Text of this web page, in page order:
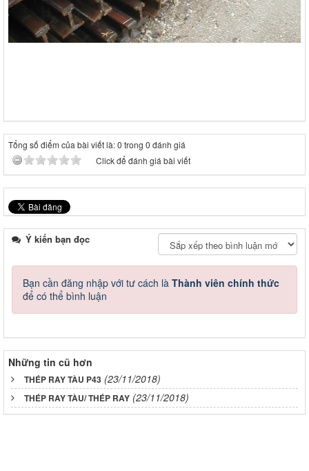
Tổng số điểm của bài viết là: 0 trong 0 đánh giá
Click để đánh giá bài viết
Ý kiến bạn đọc
Bạn cần đăng nhập với tư cách là Thành viên chính thức
để có thể bình luận
Những tin cũ hơn
THÉP RAY TÀU P43 (23/11/2018)
THÉP RAY TÀU/ THÉP RAY (23/11/2018)